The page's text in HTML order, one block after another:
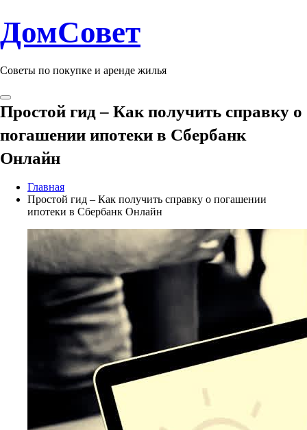
ДомСовет
Советы по покупке и аренде жилья
Простой гид – Как получить справку о
погашении ипотеки в Сбербанк
Онлайн
Главная
Простой гид – Как получить справку о погашении
ипотеки в Сбербанк Онлайн